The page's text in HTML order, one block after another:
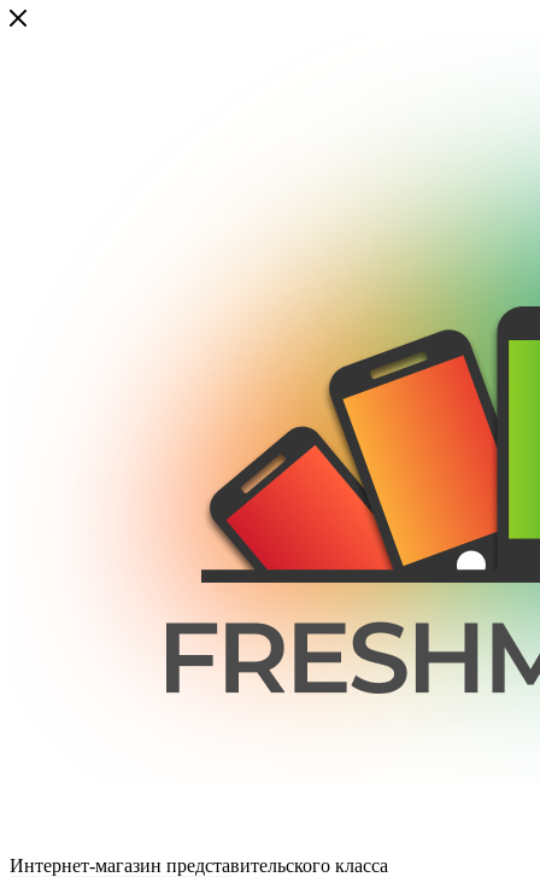
Интернет-магазин представительского класса